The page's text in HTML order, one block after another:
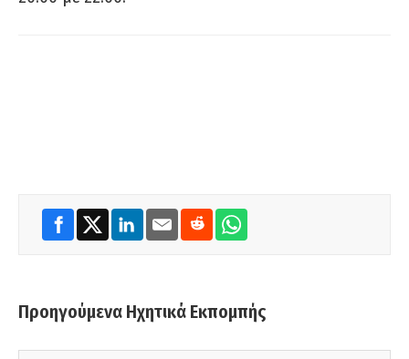
Προηγούμενα Ηχητικά Εκπομπής